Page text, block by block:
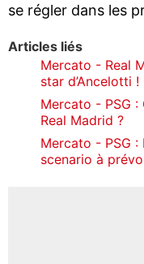
se régler dans les
Articles liés
Mercato - Real
star d’Ancelotti !
Mercato - PSG
Real Madrid ?
Mercato - PSG
scenario à